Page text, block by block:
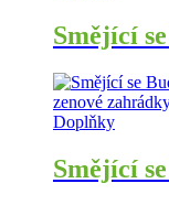
Smějící
Doplňky
Smějící